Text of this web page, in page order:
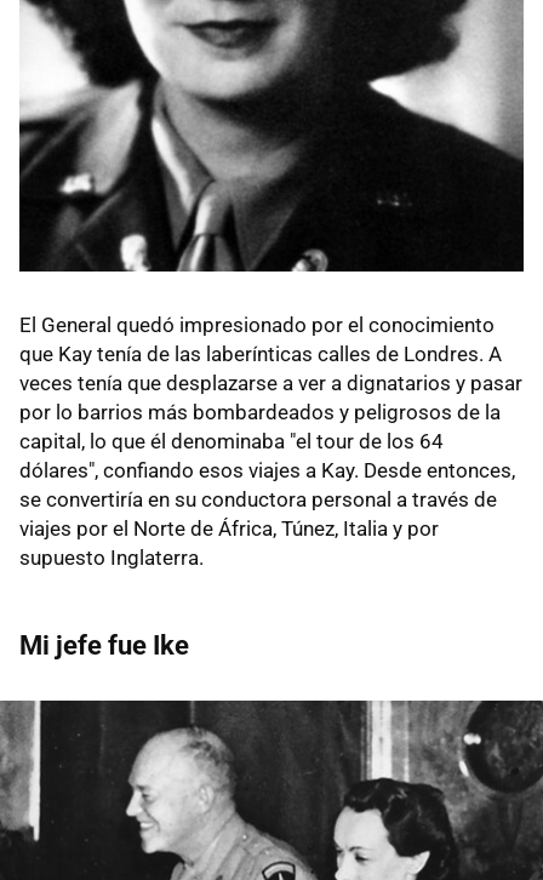
El General quedó impresionado por el conocimiento
que Kay tenía de las laberínticas calles de Londres. A
veces tenía que desplazarse a ver a dignatarios y pasar
por lo barrios más bombardeados y peligrosos de la
capital, lo que él denominaba "el tour de los 64
dólares", confiando esos viajes a Kay. Desde entonces,
se convertiría en su conductora personal a través de
viajes por el Norte de África, Túnez, Italia y por
supuesto Inglaterra.
Mi jefe fue Ike